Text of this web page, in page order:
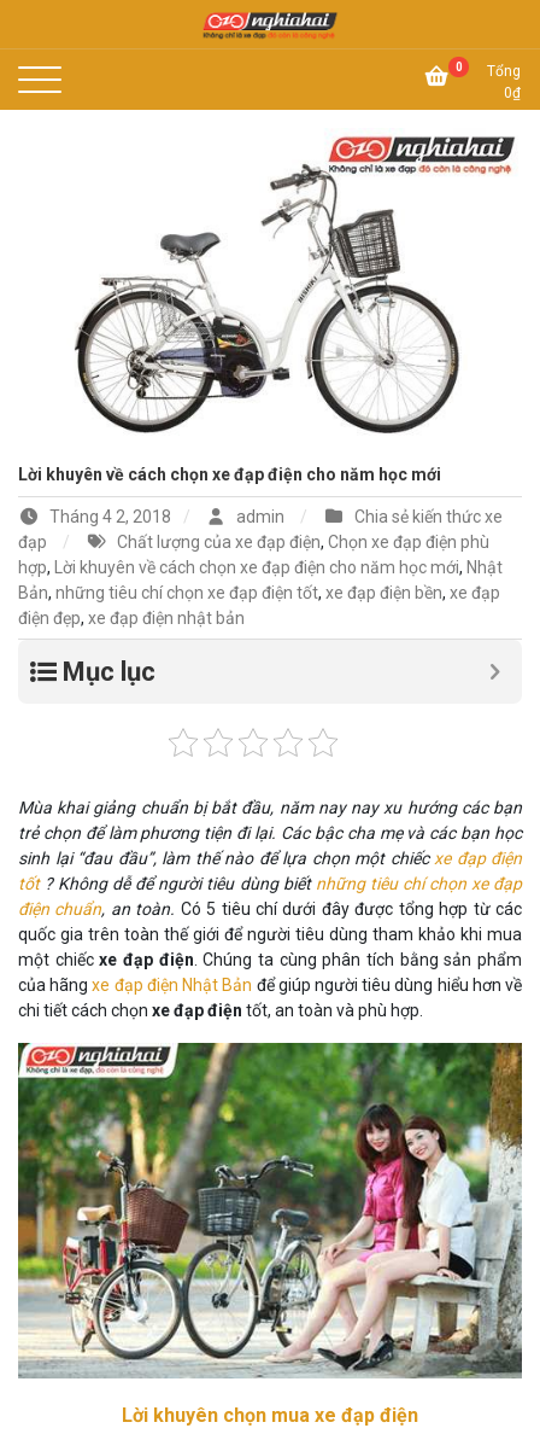
Xe đạp Nhật Nghĩa Hải 0
Tổng
0₫
Lời khuyên về cách chọn xe đạp điện cho năm học mới
Tháng 4 2, 2018 admin
Chia sẻ kiến thức xe
đạp
Chất lượng của xe đạp điện, Chọn xe đạp điện phù
hợp, Lời khuyên về cách chọn xe đạp điện cho năm học mới, Nhật
Bản, những tiêu chí chọn xe đạp điện tốt, xe đạp điện bền, xe đạp
điện đẹp, xe đạp điện nhật bản
Mục lục
Mùa khai giảng chuẩn bị bắt đầu, năm nay nay xu hướng các bạn
trẻ chọn để làm phương tiện đi lại. Các bậc cha mẹ và các bạn học
sinh lại “đau đầu”, làm thế nào để lựa chọn một chiếcxe đạp điện
tốt? Không dễ để người tiêu dùng biết những tiêu chí chọn xe đạp
điện chuẩn, an toàn. Có 5 tiêu chí dưới đây được tổng hợp từ các
quốc gia trên toàn thế giới để người tiêu dùng tham khảo khi mua
một chiếcxe đạp điện . Chúng ta cùng phân tích bằng sản phẩm
của hãngxe đạp điện Nhật Bản để giúp người tiêu dùng hiểu hơn về
chi tiết cách chọn xe đạp điện tốt, an toàn và phù hợp.
Lời khuyên chọn mua xe đạp điện